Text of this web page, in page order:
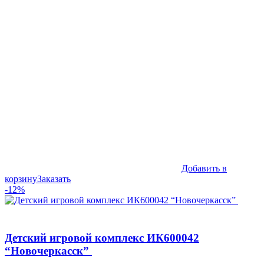
Добавить в
корзинуЗаказать
-12%
Детский игровой комплекс ИК600042
“Новочеркасск”